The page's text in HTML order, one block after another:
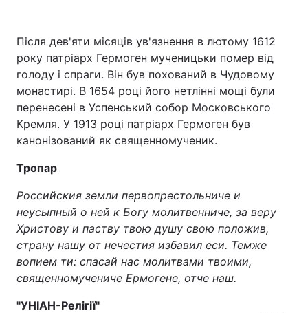
Після дев'яти місяців ув'язнення в лютому 1612
року патріарх Гермоген мученицьки помер від
голоду і спраги. Він був похований в Чудовому
монастирі. В 1654 році його нетлінні мощі були
перенесені в Успенський собор Московського
Кремля. У 1913 році патріарх Гермоген був
канонізований як священномученик.
Тропар
Российския земли первопрестольниче и
неусыпный о ней к Богу молитвенниче, за веру
Христову и паству твою душу свою положив,
страну нашу от нечестия избавил еси. Темже
вопием ти: спасай нас молитвами твоими,
священномучениче Ермогене, отче наш.
"УНІАН-Релігії"